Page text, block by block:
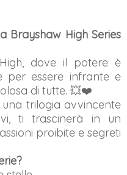
Brayshaw High Series
dove il potere è
per essere infrante e
di tutte. 💥❤️
trilogia avvincente
ti trascinerà in un
proibite e segreti